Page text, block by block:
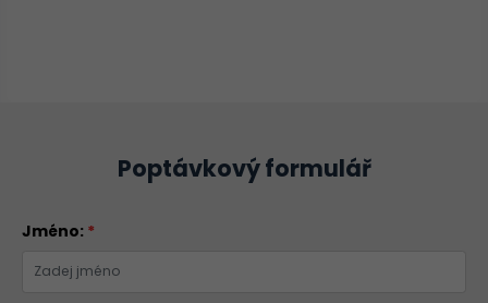
Poptávkový formulář
Jméno: *